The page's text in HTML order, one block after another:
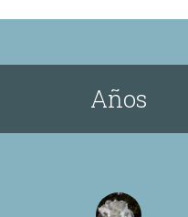
Años